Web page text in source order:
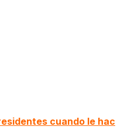
cuando le hac